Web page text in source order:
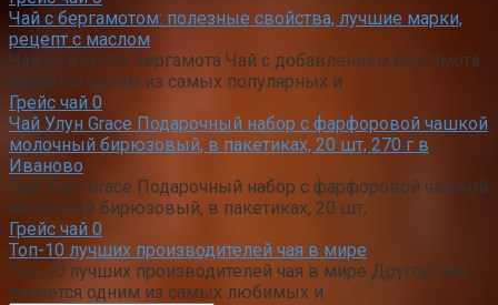
Чай с бергамотом: полезные свойства, лучшие марки,
рецепт с маслом
Чай со вкусом бергамота Чай с добавлением бергамота
является одним из самых популярных и
Грейс чай 0
Чай Улун Grace Подарочный набор с фарфоровой чашкой
молочный бирюзовый, в пакетиках, 20 шт, 270 г в
Иваново
Чай Улун Grace Подарочный набор с фарфоровой чашкой
молочный бирюзовый, в пакетиках, 20 шт,
Грейс чай 0
Топ-10 лучших производителей чая в мире
Топ-10 лучших производителей чая в мире Другое Чай
является одним из самых любимых и